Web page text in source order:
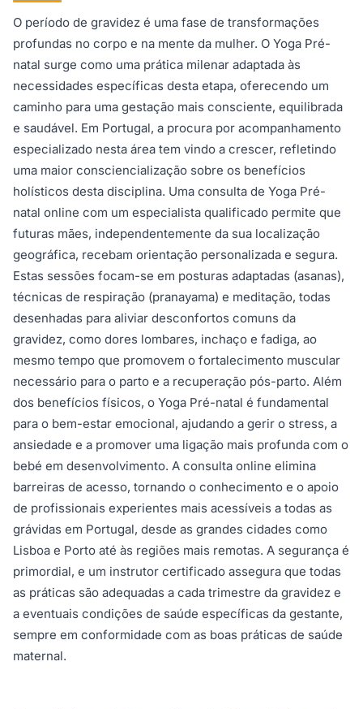
O período de gravidez é uma fase de transformações
profundas no corpo e na mente da mulher. O Yoga Pré-
natal surge como uma prática milenar adaptada às
necessidades específicas desta etapa, oferecendo um
caminho para uma gestação mais consciente, equilibrada
e saudável. Em Portugal, a procura por acompanhamento
especializado nesta área tem vindo a crescer, refletindo
uma maior consciencialização sobre os benefícios
holísticos desta disciplina. Uma consulta de Yoga Pré-
natal online com um especialista qualificado permite que
futuras mães, independentemente da sua localização
geográfica, recebam orientação personalizada e segura.
Estas sessões focam-se em posturas adaptadas (asanas),
técnicas de respiração (pranayama) e meditação, todas
desenhadas para aliviar desconfortos comuns da
gravidez, como dores lombares, inchaço e fadiga, ao
mesmo tempo que promovem o fortalecimento muscular
necessário para o parto e a recuperação pós-parto. Além
dos benefícios físicos, o Yoga Pré-natal é fundamental
para o bem-estar emocional, ajudando a gerir o stress, a
ansiedade e a promover uma ligação mais profunda com o
bebé em desenvolvimento. A consulta online elimina
barreiras de acesso, tornando o conhecimento e o apoio
de profissionais experientes mais acessíveis a todas as
grávidas em Portugal, desde as grandes cidades como
Lisboa e Porto até às regiões mais remotas. A segurança é
primordial, e um instrutor certificado assegura que todas
as práticas são adequadas a cada trimestre da gravidez e
a eventuais condições de saúde específicas da gestante,
sempre em conformidade com as boas práticas de saúde
maternal.